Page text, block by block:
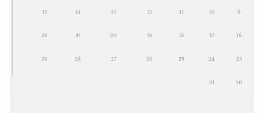
9
10
11
12
13
14
15
16
17
18
19
20
21
22
23
24
25
26
27
28
29
30
31